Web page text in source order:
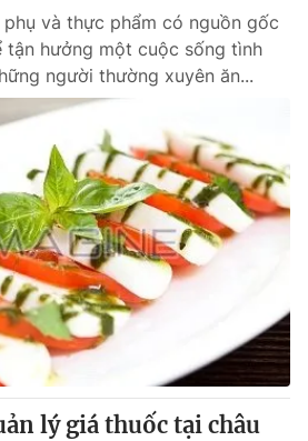
và thực phẩm có nguồn gốc
hưởng một cuộc sống tình
người thường xuyên ăn...
lý giá thuốc tại châu